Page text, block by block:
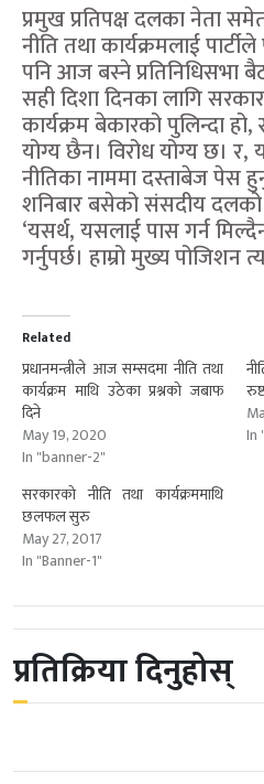
प्रमुख प्रतिपक्ष दलका नेता
नीति तथा कार्यक्रमलाई
पनि आज बस्ने प्रतिनिधिसभा
सही दिशा दिनका लागि
कार्यक्रम बेकारको पुलिन्दा
योग्य छैन। विरोध योग्य छ। र,
नीतिका नाममा दस्ताबेज पेस
शनिबार बसेको संसदीय
‘यसर्थ, यसलाई पास गर्न
गर्नुपर्छ। हाम्रो मुख्य पोजिशन
Related
प्रधानमन्त्रीले आज सम्सदमा नीति तथा
कार्यक्रम माथि उठेका प्रश्नको जबाफ
दिने
May 19, 2020
In "banner-2"
रुष्ट
In
सरकारको नीति तथा कार्यक्रममाथि
छलफल सुरु
May 27, 2017
In "Banner-1"
प्रतिक्रिया दिनुहोस्